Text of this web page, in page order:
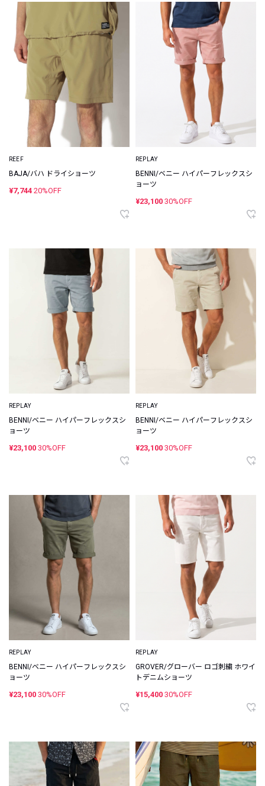
REEF
BAJA/バハ ドライショーツ
¥7,744 20%OFF
REPLAY
BENNI/ベニー ハイパーフレックスシ
ョーツ
¥23,100 30%OFF
REPLAY
BENNI/ベニー ハイパーフレックスシ
ョーツ
¥23,100 30%OFF
REPLAY
BENNI/ベニー ハイパーフレックスシ
ョーツ
¥23,100 30%OFF
REPLAY
BENNI/ベニー ハイパーフレックスシ
ョーツ
¥23,100 30%OFF
REPLAY
GROVER/グローバー ロゴ刺繍 ホワイ
トデニムショーツ
¥15,400 30%OFF